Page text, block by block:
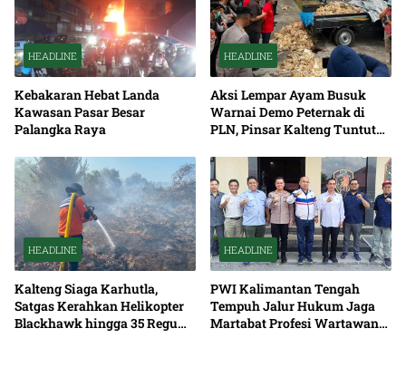
HEADLINE
Kebakaran Hebat Landa
Kawasan Pasar Besar
Palangka Raya
HEADLINE
Aksi Lempar Ayam Busuk
Warnai Demo Peternak di
PLN, Pinsar Kalteng Tuntut
HEADLINE
Kalteng Siaga Karhutla,
Satgas Kerahkan Helikopter
Blackhawk hingga 35 Regu
HEADLINE
PWI Kalimantan Tengah
Tempuh Jalur Hukum Jaga
Martabat Profesi Wartawan